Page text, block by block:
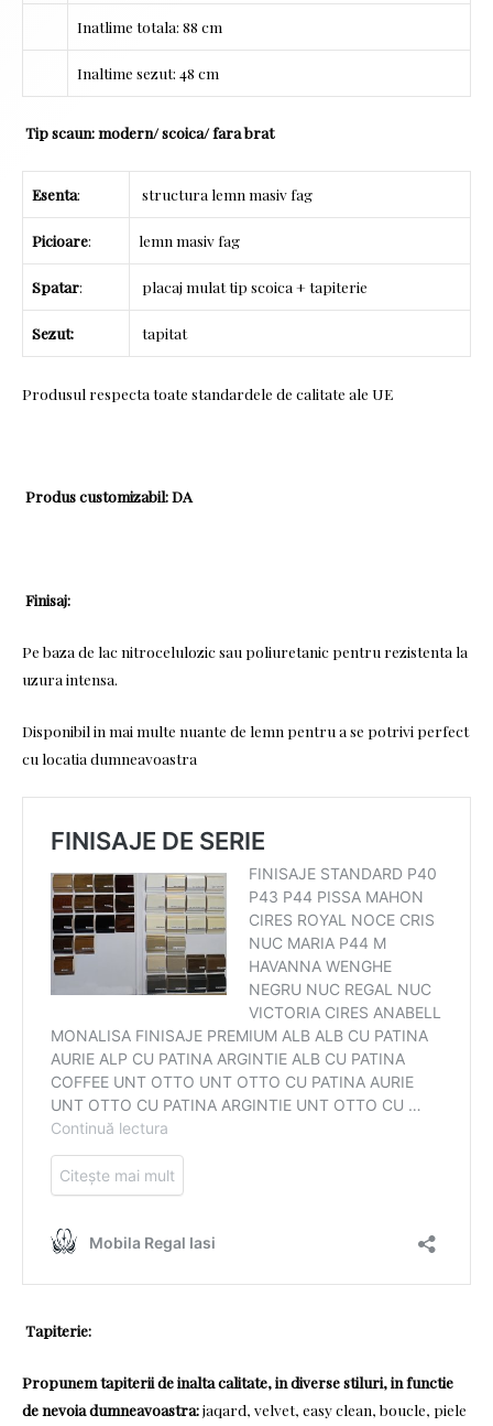
Inatlime totala: 88 cm
Inaltime sezut: 48 cm
Tip scaun: modern/ scoica/ fara brat
Esenta: structura lemn masiv fag
Picioare: lemn masiv fag
Spatar: placaj mulat tip scoica + tapiterie
Sezut: tapitat
Produsul respecta toate standardele de calitate ale UE
Produs customizabil:DA
Finisaj:
Pe baza de lac nitrocelulozic sau poliuretanic pentru rezistenta la
uzura intensa.
Disponibil in mai multe nuante de lemn pentru a se potrivi perfect
cu locatia dumneavoastra
Tapiterie:
Propunem tapiterii de inalta calitate, in diverse stiluri, in functie
de nevoia dumneavoastra:jaqard, velvet, easy clean, boucle, piele